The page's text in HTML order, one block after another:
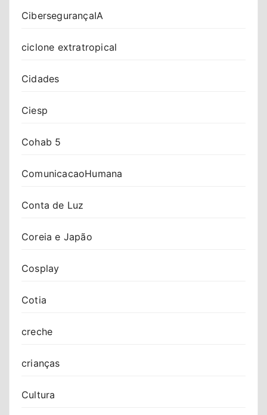
CibersegurançaIA
ciclone extratropical
Cidades
Ciesp
Cohab 5
ComunicacaoHumana
Conta de Luz
Coreia e Japão
Cosplay
Cotia
creche
crianças
Cultura